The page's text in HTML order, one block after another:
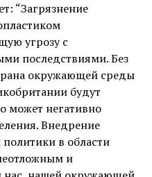
“Загрязнение
угрозу с
последствиями. Без
окружающей среды
будут
может негативно
Внедрение
в области
и